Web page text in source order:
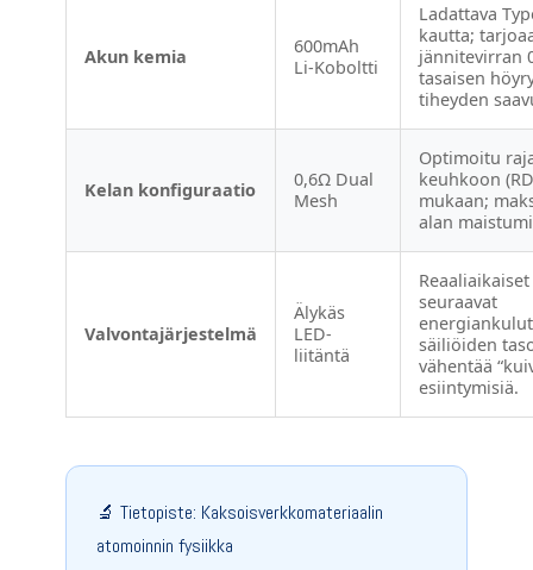
Akun kemia
600mAh
Li-Koboltti
Ladattava
kautta;
jännitevirran
tasaisen
tiheyden
Kelan konfiguraatio
0,6Ω Dual
Mesh
Optimoitu
keuhkoon
mukaan;
alan
Valvontajärjestelmä
Älykäs
LED-
liitäntä
seuraavat
säiliöiden
vähentää
esiintymisiä.
🔬 Tietopiste: Kaksoisverkkomateriaalin
atomoinnin fysiikka